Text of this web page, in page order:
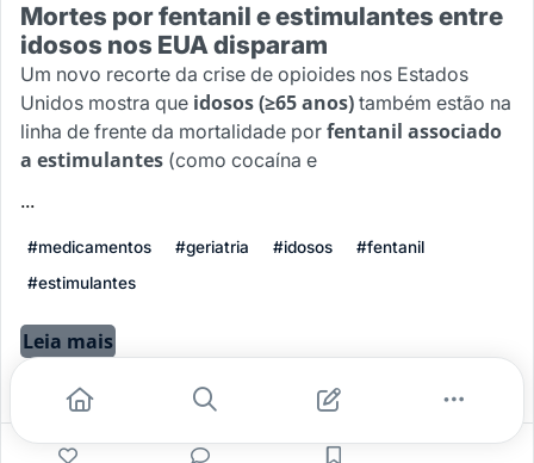
Mortes por fentanil e estimulantes entre
idosos nos EUA disparam
Um novo recorte da crise de opioides nos Estados
Unidos mostra que idosos (≥65 anos) também estão na
linha de frente da mortalidade por fentanil associado
a estimulantes (como cocaína e
...
#medicamentos #geriatria #idosos
#fentanil
#estimulantes
Leia mais